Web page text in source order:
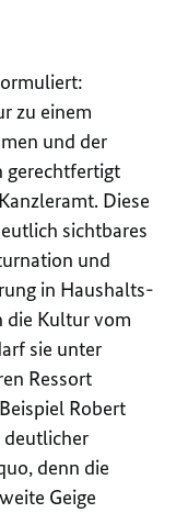
zu einem
und der
gerechtfertigt
Diese
sichtbares
und
in Haushalts-
die Kultur vom
sie unter
Ressort
Robert
deutlicher
denn die
Geige